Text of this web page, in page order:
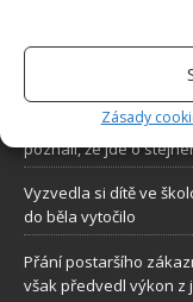
Zásady
Obával se, že pitbul
se stalo, když je
Kadeřník proměnil
poznali, že jde o
Vyzvedla si dítě ve
do běla vytočilo
Přání postaršího
však předvedl výkon z